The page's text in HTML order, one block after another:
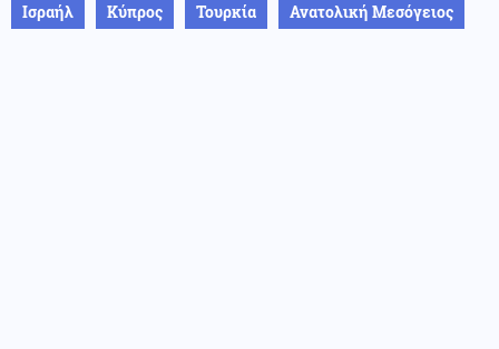
Ισραήλ Κύπρος Τουρκία Ανατολική Μεσόγειος